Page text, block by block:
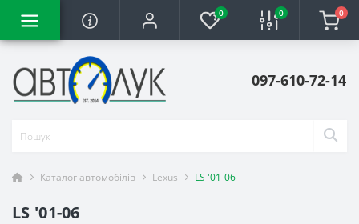
0 0 0
097-610-72-14
Каталог автомобілів Lexus LS '01-06
LS '01-06